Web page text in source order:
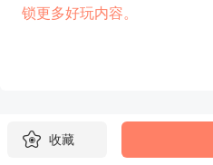
锁更多好玩内容。
收藏